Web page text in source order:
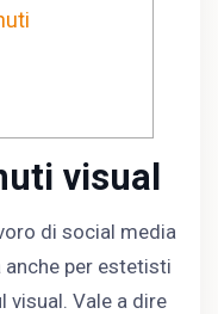
visual
di social media
per estetisti
visual. Vale a dire